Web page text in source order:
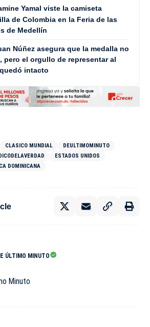
Yamal viste la camiseta
de Colombia en la Feria de las
de Medellín
Núñez asegura que la medalla no
pero el orgullo de representar al
intacto
CLASICO MUNDIAL
DEULTIMOMINUTO
ESTADOS UNIDOS
DOMINICANA
ÚLTIMO MINUTO
Minuto